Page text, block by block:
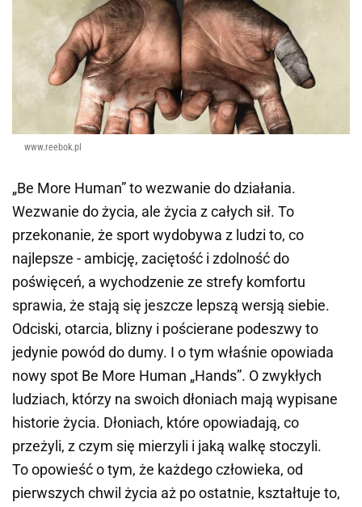
www.reebok.pl
„Be More Human” to wezwanie do działania.
Wezwanie do życia, ale życia z całych sił. To
przekonanie, że sport wydobywa z ludzi to, co
najlepsze - ambicję, zaciętość i zdolność do
poświęceń, a wychodzenie ze strefy komfortu
sprawia, że stają się jeszcze lepszą wersją siebie.
Odciski, otarcia, blizny i pościerane podeszwy to
jedynie powód do dumy. I o tym właśnie opowiada
nowy spot Be More Human „Hands”. O zwykłych
ludziach, którzy na swoich dłoniach mają wypisane
historie życia. Dłoniach, które opowiadają, co
przeżyli, z czym się mierzyli i jaką walkę stoczyli.
To opowieść o tym, że każdego człowieka, od
pierwszych chwil życia aż po ostatnie, kształtuje to,